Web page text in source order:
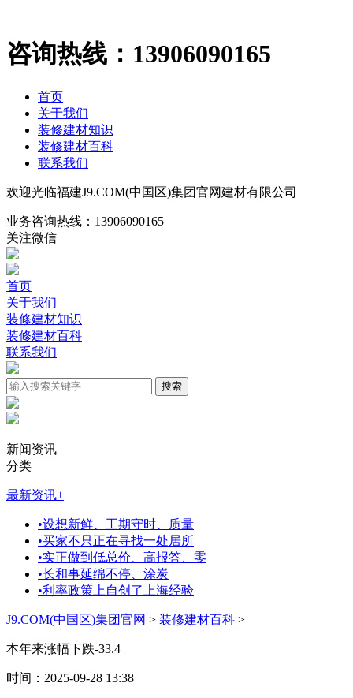
咨询热线： 13906090165
首页
关于我们
装修建材知识
装修建材百科
联系我们
欢迎光临福建J9.COM(中国区)集团官网建材有限公司
业务咨询热线： 13906090165
关注微信
首页
关于我们
装修建材知识
装修建材百科
联系我们
新闻资讯
分类
最新资讯+
•设想新鲜、工期守时、质量
•买家不只正在寻找一处居所
•实正做到低总价、高报答、零
•长和事延绵不停、涂炭
•利率政策上自创了上海经验
J9.COM(中国区)集团官网 > 装修建材百科 >
本年来涨幅下跌-33.4
时间：2025-09-28 13:38